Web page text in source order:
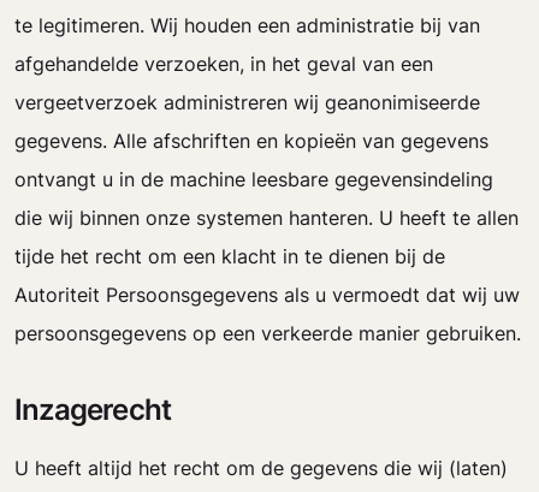
te legitimeren. Wij houden een administratie bij van
afgehandelde verzoeken, in het geval van een
vergeetverzoek administreren wij geanonimiseerde
gegevens. Alle afschriften en kopieën van gegevens
ontvangt u in de machine leesbare gegevensindeling
die wij binnen onze systemen hanteren. U heeft te allen
tijde het recht om een klacht in te dienen bij de
Autoriteit Persoonsgegevens als u vermoedt dat wij uw
persoonsgegevens op een verkeerde manier gebruiken.
Inzagerecht
U heeft altijd het recht om de gegevens die wij (laten)